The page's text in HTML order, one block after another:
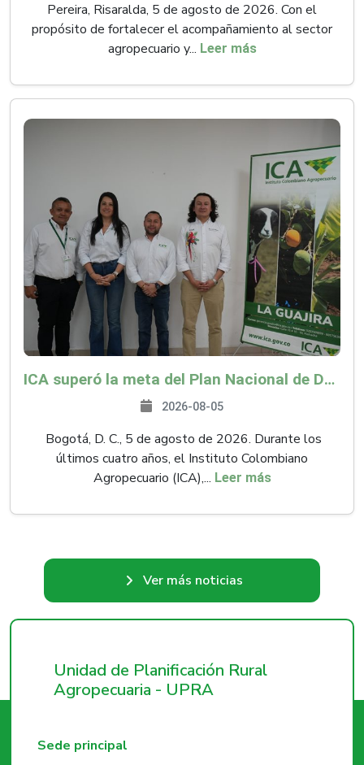
Pereira, Risaralda, 5 de agosto de 2026. Con el
propósito de fortalecer el acompañamiento al sector
agropecuario y... Leer más
ICA superó la meta del Plan Nacional de Desarrollo y abrió 61 mercados internacionales
2026-08-05
Bogotá, D. C., 5 de agosto de 2026. Durante los
últimos cuatro años, el Instituto Colombiano
Agropecuario (ICA),... Leer más
Ver más noticias
Unidad de Planificación Rural
Agropecuaria - UPRA
Sede principal